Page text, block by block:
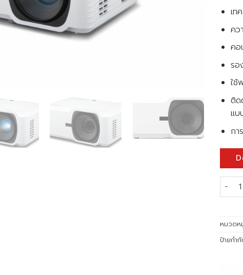
เท
คว
คอ
รอ
ใช้
ติด
แบ
กา
จำน
หมวดห
ป้ายกำกั